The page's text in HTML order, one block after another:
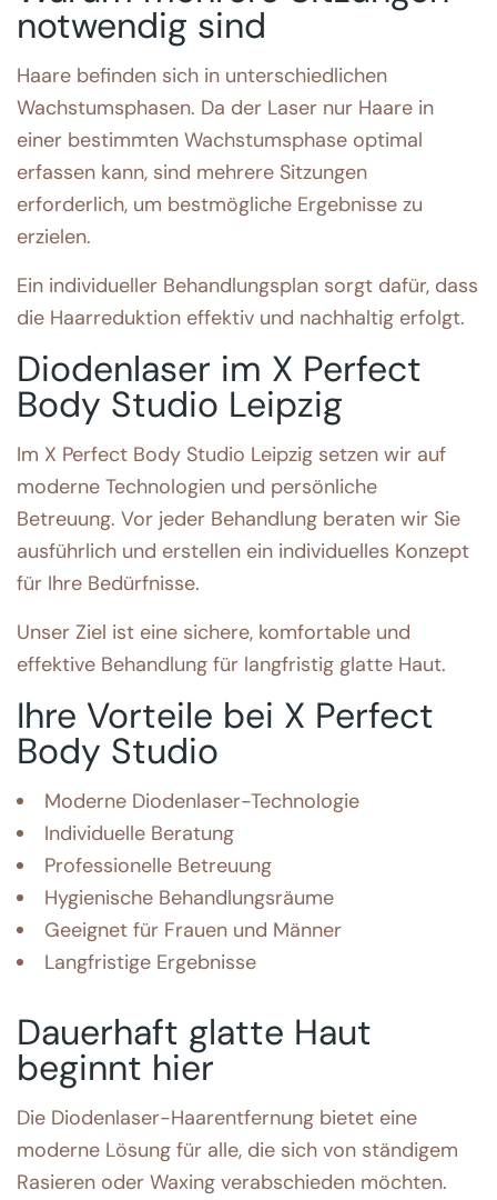
notwendig sind
Haare befinden sich in unterschiedlichen
Wachstumsphasen. Da der Laser nur Haare in
einer bestimmten Wachstumsphase optimal
erfassen kann, sind mehrere Sitzungen
erforderlich, um bestmögliche Ergebnisse zu
erzielen.
Ein individueller Behandlungsplan sorgt dafür, dass
die Haarreduktion effektiv und nachhaltig erfolgt.
Diodenlaser im X Perfect
Body Studio Leipzig
Im X Perfect Body Studio Leipzig setzen wir auf
moderne Technologien und persönliche
Betreuung. Vor jeder Behandlung beraten wir Sie
ausführlich und erstellen ein individuelles Konzept
für Ihre Bedürfnisse.
Unser Ziel ist eine sichere, komfortable und
effektive Behandlung für langfristig glatte Haut.
Ihre Vorteile bei X Perfect
Body Studio
Moderne Diodenlaser-Technologie
Individuelle Beratung
Professionelle Betreuung
Hygienische Behandlungsräume
Geeignet für Frauen und Männer
Langfristige Ergebnisse
Dauerhaft glatte Haut
beginnt hier
Die Diodenlaser-Haarentfernung bietet eine
moderne Lösung für alle, die sich von ständigem
Rasieren oder Waxing verabschieden möchten.